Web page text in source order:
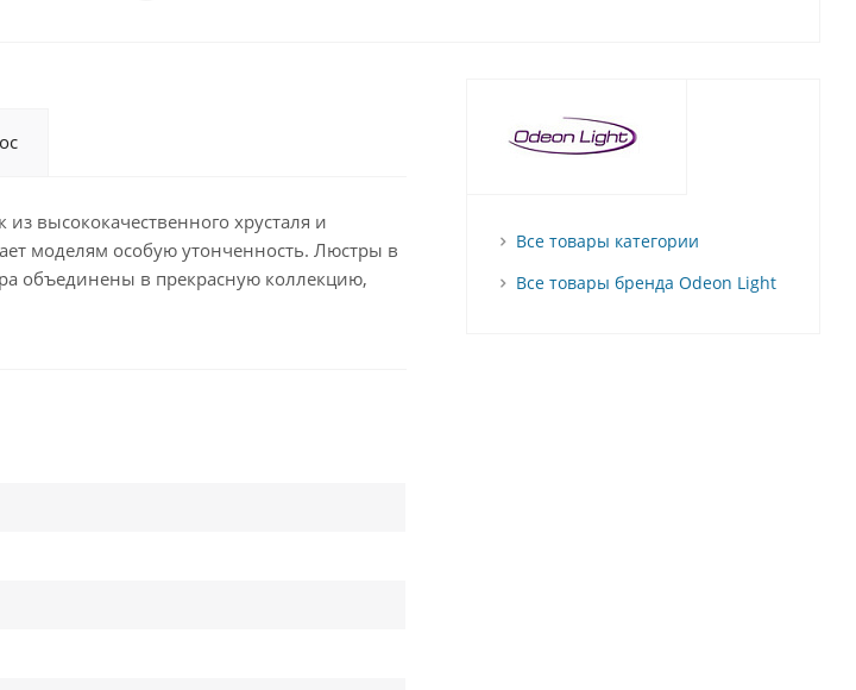
высококачественного хрусталя и
моделям особую утонченность. Люстры в
объединены в прекрасную коллекцию,
Все товары категории
Все товары бренда Odeon Light